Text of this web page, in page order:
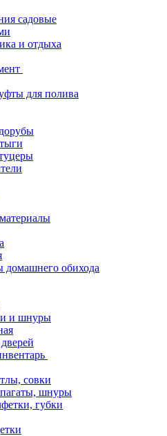
садовые
и отдыха
для полива
домашнего обихода
и шнуры
совки
шнуры
губки